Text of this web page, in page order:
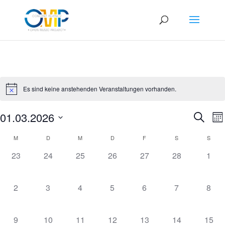
Es sind keine anstehenden Veranstaltungen vorhanden.
und
Suche
01.03.2026
Kalender
von
M D M D F S S
0
23
0
24
0
25
0
26
0
27
0
28
0
1
0
2
0
3
0
4
0
5
0
6
0
7
0
8
0
9
0
10
0
11
0
12
0
13
0
14
0
15